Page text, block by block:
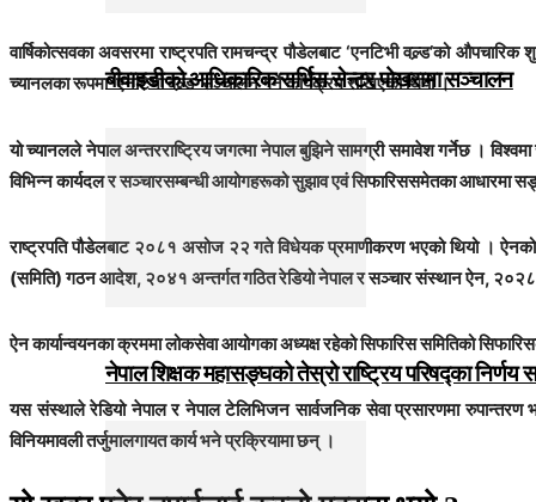
बीवाइडीको आधिकारिक सर्भिस सेन्टर पोखरामा सञ्चालन
नेपाल शिक्षक महासङ्घको तेस्रो राष्ट्रिय परिषद्का
वार्षिकोत्सवका अवसरमा राष्ट्रपति रामचन्द्र पौडेलबाट ‘एनटिभी वल्र्ड’को
च्यानलका रूपमा ‘एनटिभी वल्र्ड’ सञ्चालन गर्ने कार्यक्रम राखिएको थियो ।
यो च्यानलले नेपाल अन्तरराष्ट्रिय जगत्मा नेपाल बुझिने सामग्री समावेश गर्नेछ ।
विभिन्न कार्यदल र सञ्चारसम्बन्धी आयोगहरूको सुझाव एवं सिफारिससमेतका आधारमा
राष्ट्रपति पौडेलबाट २०८१ असोज २२ गते विधेयक प्रमाणीकरण भएको थियो । ऐनको
(समिति) गठन आदेश, २०४१ अन्तर्गत गठित रेडियो नेपाल र सञ्चार संस्थान ऐन, २०२८
ऐन कार्यान्वयनका क्रममा लोकसेवा आयोगका अध्यक्ष रहेको सिफारिस समितिको
यस संस्थाले रेडियो नेपाल र नेपाल टेलिभिजन सार्वजनिक सेवा प्रसारणमा रुपान्तरण
विनियमावली तर्जुमालगायत कार्य भने प्रक्रियामा छन् ।